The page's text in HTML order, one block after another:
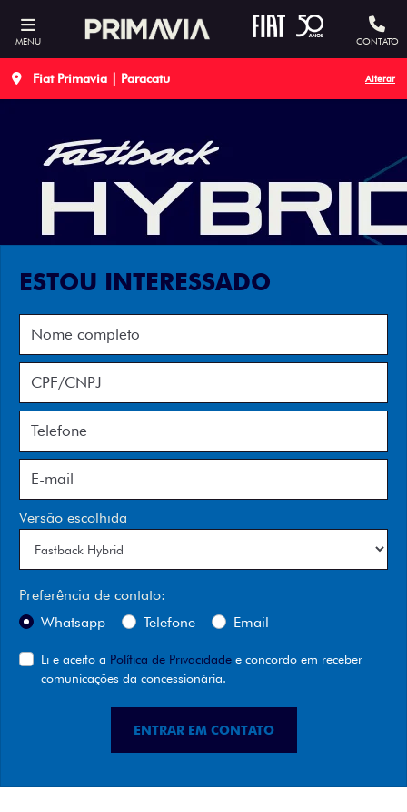
MENU CONTATO
Fiat Primavia | Paracatu Alterar
ESTOU INTERESSADO
Versão escolhida
Preferência de contato:
Whatsapp
Telefone Email
Li e aceito a Política de Privacidade e concordo em receber
comunicações da concessionária.
ENTRAR EM CONTATO